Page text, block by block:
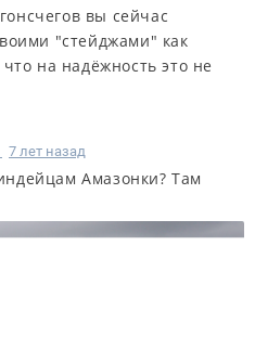
вы сейчас
"стейджами" как
на надёжность это не
7 лет назад
Амазонки? Там